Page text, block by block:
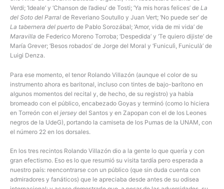
Verdi; ‘Ideale’ y ‘Chanson de l’adieu’ de Tosti; ‘Ya mis horas felices’ de La
del Soto del Parral de Reveriano Soutullo y Juan Vert; ‘No puede ser’ de
La tabernera del puerto de Pablo Sorozábal; ‘Amor, vida de mi vida’ de
Maravilla de Federico Moreno Torroba; ‘Despedida’ y ‘Te quiero dijiste’ de
María Grever; ‘Besos robados’ de Jorge del Moral y ‘Funiculì, Funiculà’ de
Luigi Denza.
Para ese momento, el tenor Rolando Villazón (aunque el color de su
instrumento ahora es baritonal, incluso con tintes de bajo-barítono en
algunos momentos del recital y, de hecho, de su registro) ya había
bromeado con el público, encabezado Goyas y terminó (como lo hiciera
en Torreón con el jersey del Santos y en Zapopan con el de los Leones
negros de la UdeG), portando la camiseta de los Pumas de la UNAM, con
el número 22 en los dorsales.
En los tres recintos Rolando Villazón dio a la gente lo que quería y con
gran efectismo. Eso es lo que resumió su visita tardía pero esperada a
nuestro país: reencontrarse con un público (que sin duda cuenta con
admiradores y fanáticos) que le apreciaba desde antes de su odisea